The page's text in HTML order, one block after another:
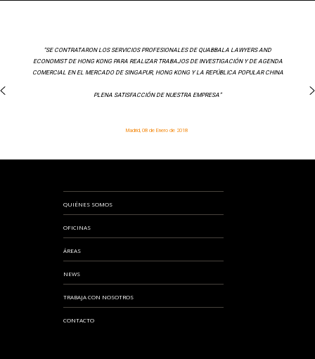
“SE CONTRATARON LOS SERVICIOS PROFESIONALES DE QUABBALA LAWYERS AND
ECONOMIST DE HONG KONG PARA REALIZAR TRABAJOS DE INVESTIGACIÓN Y DE AGENDA
COMERCIAL EN EL MERCADO DE SINGAPUR, HONG KONG Y LA REPÚBLICA POPULAR CHINA
PLENA SATISFACCIÓN DE NUESTRA EMPRESA”
Madrid, 08 de Enero de 2018
QUIÉNES SOMOS
OFICINAS
ÁREAS
NEWS
TRABAJA CON NOSOTROS
CONTACTO